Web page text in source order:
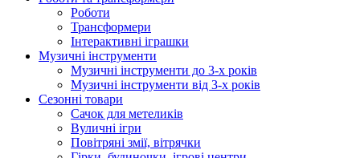
Роботи
Трансформери
Інтерактивні іграшки
Музичні інструменти
Музичні інструменти до 3-х років
Музичні інструменти від 3-х років
Сезонні товари
Сачок для метеликів
Вуличні ігри
Повітряні змії, вітрячки